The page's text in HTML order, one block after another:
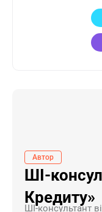
Автор
ШІ-
Кредиту»
ШI-консультант